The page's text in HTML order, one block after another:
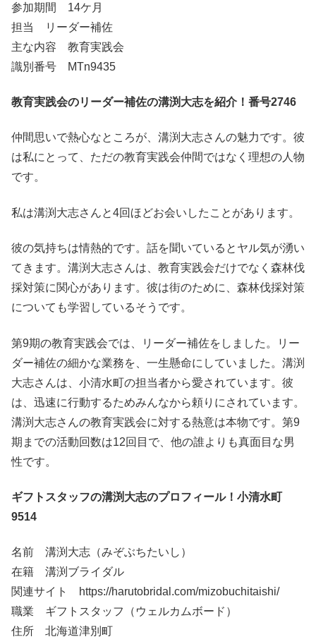
参加期間 14ケ月
担当 リーダー補佐
主な内容 教育実践会
識別番号 MTn9435
教育実践会のリーダー補佐の溝渕大志を紹介！番号2746
仲間思いで熱心なところが、溝渕大志さんの魅力です。彼
は私にとって、ただの教育実践会仲間ではなく理想の人物
です。
私は溝渕大志さんと4回ほどお会いしたことがあります。
彼の気持ちは情熱的です。話を聞いているとヤル気が湧い
てきます。溝渕大志さんは、教育実践会だけでなく森林伐
採対策に関心があります。彼は街のために、森林伐採対策
についても学習しているそうです。
第9期の教育実践会では、リーダー補佐をしました。リー
ダー補佐の細かな業務を、一生懸命にしていました。溝渕
大志さんは、小清水町の担当者から愛されています。彼
は、迅速に行動するためみんなから頼りにされています。
溝渕大志さんの教育実践会に対する熱意は本物です。第9
期までの活動回数は12回目で、他の誰よりも真面目な男
性です。
ギフトスタッフの溝渕大志のプロフィール！小清水町
9514
名前 溝渕大志（みぞぶちたいし）
在籍 溝渕ブライダル
関連サイト https://harutobridal.com/mizobuchitaishi/
職業 ギフトスタッフ（ウェルカムボード）
住所 北海道津別町